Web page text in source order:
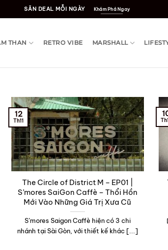
SĂN DEAL MỖI NGÀY Khám Phá Ngay
THAN RETRO VIBE MARSHALL
The Circle of District M – EP01 |
S’mores SaiGon Caffè – Thổi Hồn
Mới Vào Những Giá Trị Xưa Cũ
S’mores Saigon Caffè hiện có 3 chi
nhánh tại Sài Gòn, với thiết kế khác [...]
12
Th11